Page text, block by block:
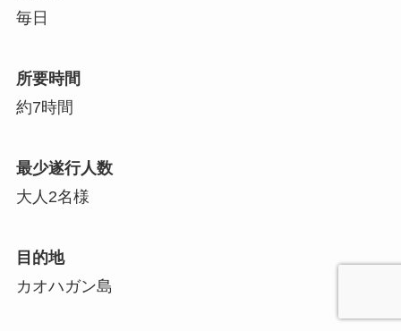
毎日
所要時間
約7時間
最少遂行人数
大人2名様
目的地
カオハガン島